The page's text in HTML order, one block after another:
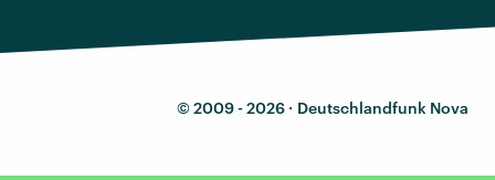
© 2009 - 2026 · Deutschlandfunk Nova